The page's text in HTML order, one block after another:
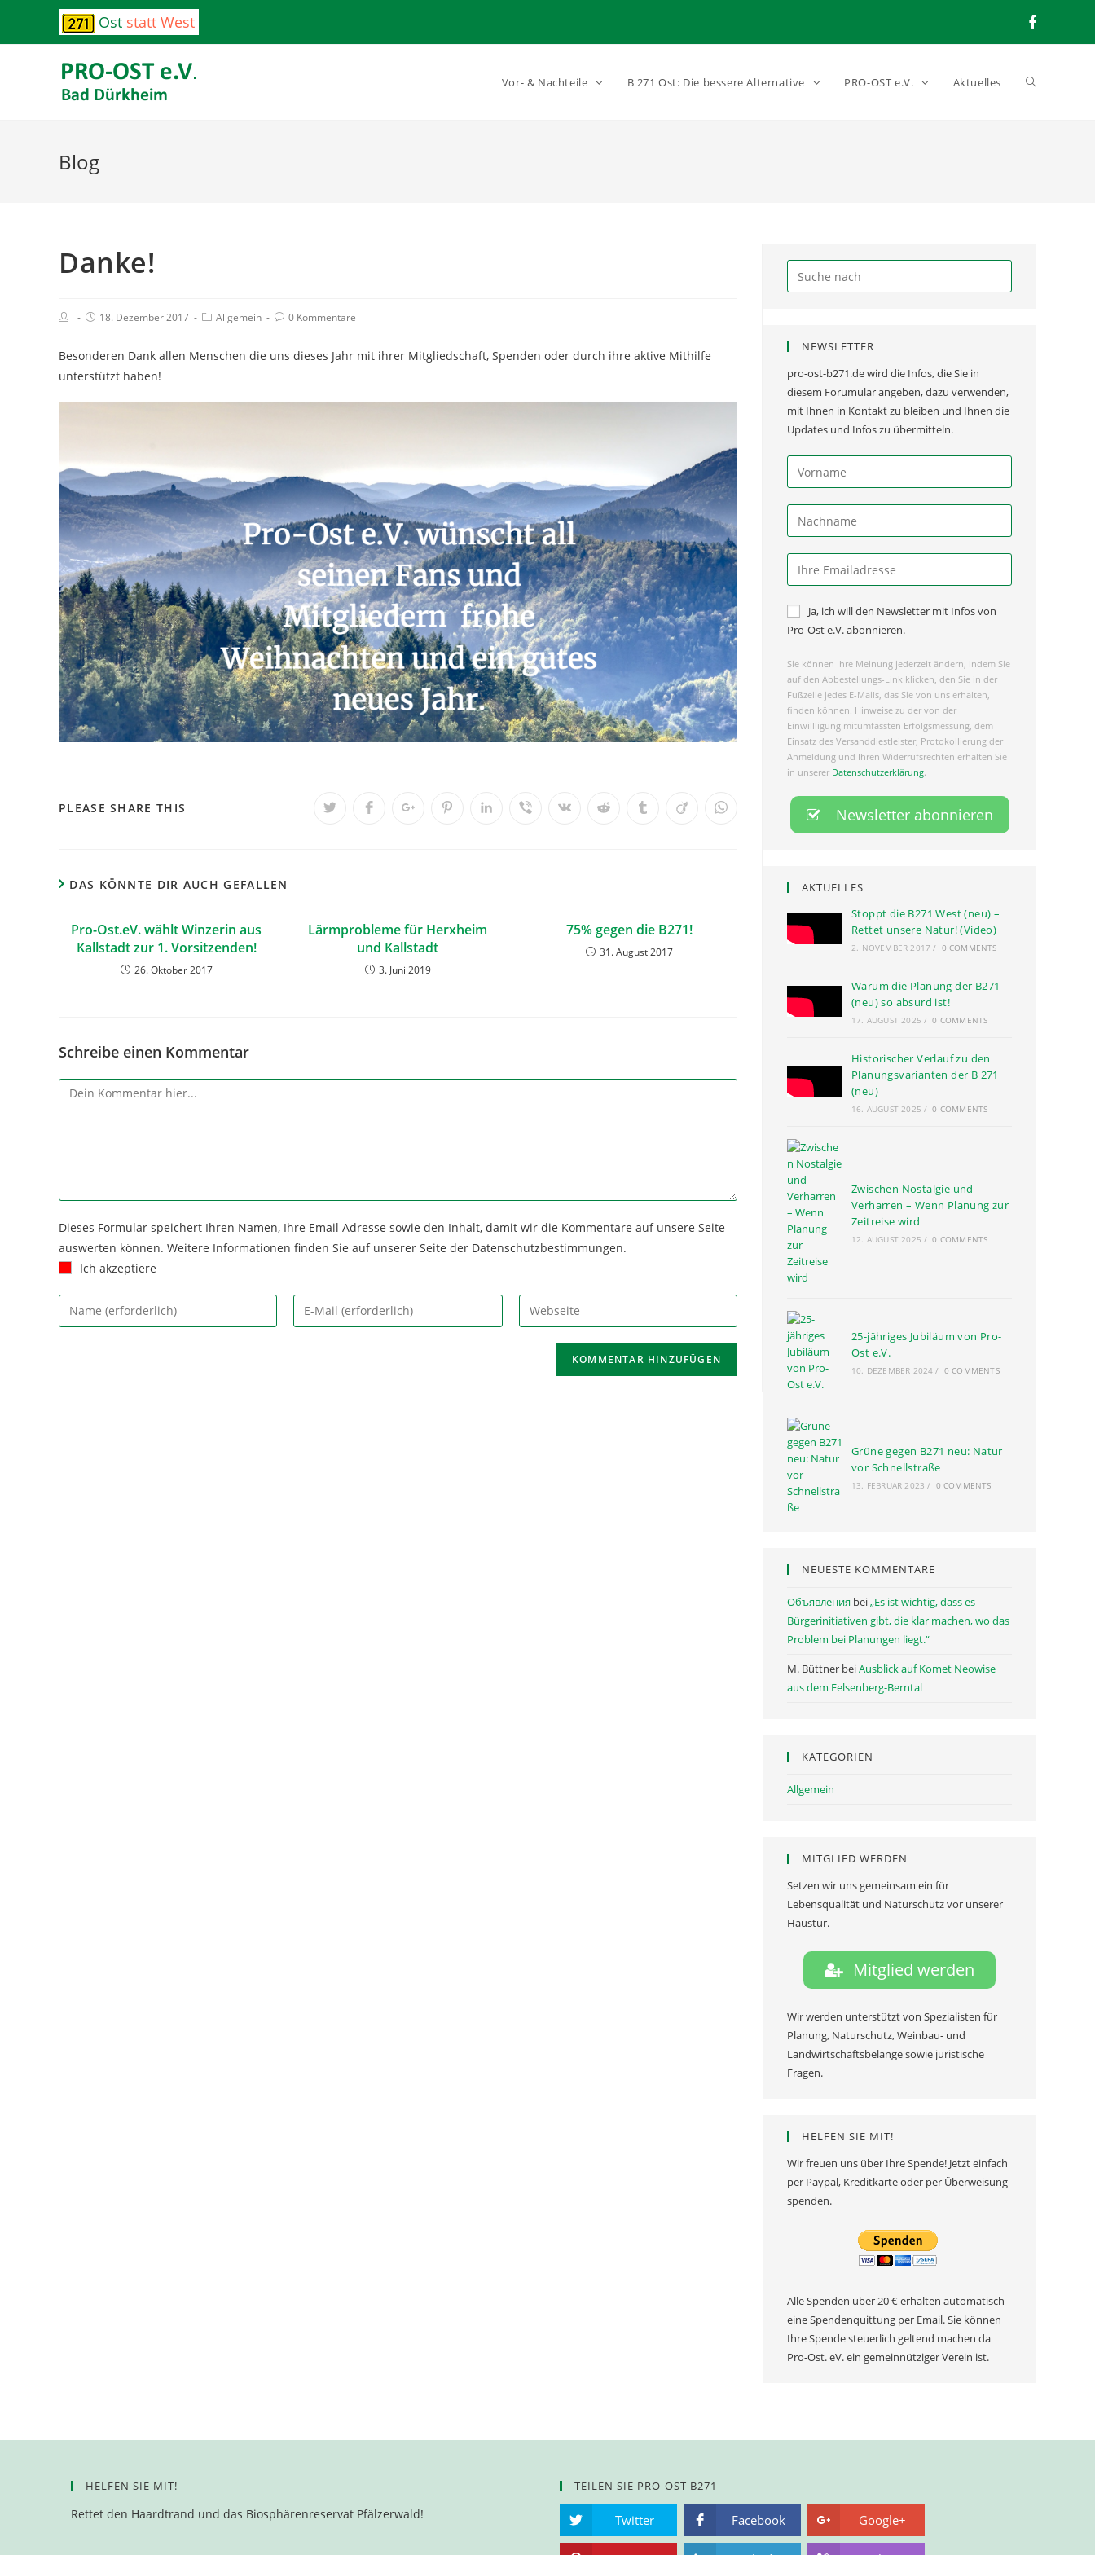
Ost statt West
Vor- & Nachteile B 271 Ost: Die bessere Alternative PRO-OST e.V. Aktuelles
Blog
Danke!
18. Dezember 2017 Allgemein 0 Kommentare
Besonderen Dank allen Menschen die uns dieses Jahr mit ihrer Mitgliedschaft, Spenden oder durch ihre aktive Mithilfe
unterstützt haben!
PLEASE SHARE THIS
DAS KÖNNTE DIR AUCH GEFALLEN
Pro-Ost.eV. wählt Winzerin aus
Kallstadt zur 1. Vorsitzenden!
26. Oktober 2017
Lärmprobleme für Herxheim
und Kallstadt
3. Juni 2019
75% gegen die B271!
31. August 2017
Schreibe einen Kommentar
Dieses Formular speichert Ihren Namen, Ihre Email Adresse sowie den Inhalt, damit wir die Kommentare auf unsere Seite
auswerten können. Weitere Informationen finden Sie auf unserer Seite der Datenschutzbestimmungen.
Ich akzeptiere
NEWSLETTER
pro-ost-b271.de wird die Infos, die Sie in
diesem Forumular angeben, dazu verwenden,
mit Ihnen in Kontakt zu bleiben und Ihnen die
Updates und Infos zu übermitteln.
Ja, ich will den Newsletter mit Infos von
Pro-Ost e.V. abonnieren.
Sie können Ihre Meinung jederzeit ändern, indem Sie
auf den Abbestellungs-Link klicken, den Sie in der
Fußzeile jedes E-Mails, das Sie von uns erhalten,
finden können. Hinweise zu der von der
Einwillligung mitumfassten Erfolgsmessung, dem
Einsatz des Versanddiestleister, Protokollierung der
Anmeldung und Ihren Widerrufsrechten erhalten Sie
in unserer Datenschutzerklärung.
AKTUELLES
Stoppt die B271 West (neu) –
Rettet unsere Natur! (Video)
2. NOVEMBER 2017 / 0 COMMENTS
Warum die Planung der B271
(neu) so absurd ist!
17. AUGUST 2025 / 0 COMMENTS
Historischer Verlauf zu den
Planungsvarianten der B 271
(neu)
16. AUGUST 2025 / 0 COMMENTS
Zwischen Nostalgie und
Verharren – Wenn Planung zur
Zeitreise wird
12. AUGUST 2025 / 0 COMMENTS
25-jähriges Jubiläum von Pro-
Ost e.V.
10. DEZEMBER 2024 / 0 COMMENTS
Grüne gegen B271 neu: Natur
vor Schnellstraße
13. FEBRUAR 2023 / 0 COMMENTS
NEUESTE KOMMENTARE
Объявления bei„Es ist wichtig, dass es
Bürgerinitiativen gibt, die klar machen, wo das
Problem bei Planungen liegt.“
M. Büttner beiAusblick auf Komet Neowise
aus dem Felsenberg-Berntal
KATEGORIEN
Allgemein
MITGLIED WERDEN
Setzen wir uns gemeinsam ein für
Lebensqualität und Naturschutz vor unserer
Haustür.
Mitglied werden
Wir werden unterstützt von Spezialisten für
Planung, Naturschutz, Weinbau- und
Landwirtschaftsbelange sowie juristische
Fragen.
HELFEN SIE MIT!
Wir freuen uns über Ihre Spende! Jetzt einfach
per Paypal, Kreditkarte oder per Überweisung
spenden.
Alle Spenden über 20 € erhalten automatisch
eine Spendenquittung per Email. Sie können
Ihre Spende steuerlich geltend machen da
Pro-Ost. eV. ein gemeinnütziger Verein ist.
HELFEN SIE MIT!
Rettet den Haardtrand und das Biosphärenreservat Pfälzerwald!
TEILEN SIE PRO-OST B271
Twitter Facebook Google+